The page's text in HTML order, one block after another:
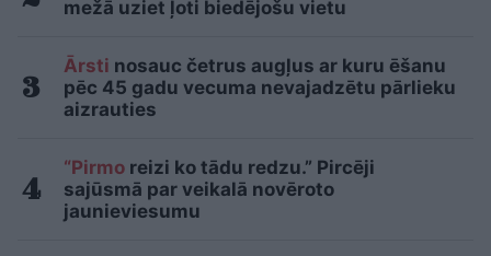
mežā uziet ļoti biedējošu vietu
Ārsti nosauc četrus augļus ar kuru ēšanu
pēc 45 gadu vecuma nevajadzētu pārlieku
aizrauties
“Pirmo reizi ko tādu redzu.” Pircēji
sajūsmā par veikalā novēroto
jaunieviesumu